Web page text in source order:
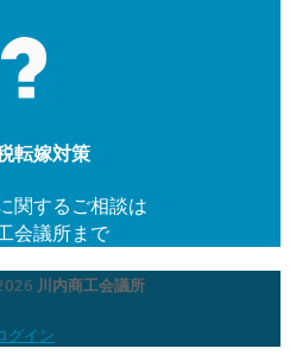
転嫁対策
関するご相談は
会議所まで
川内商工会議所
グイン